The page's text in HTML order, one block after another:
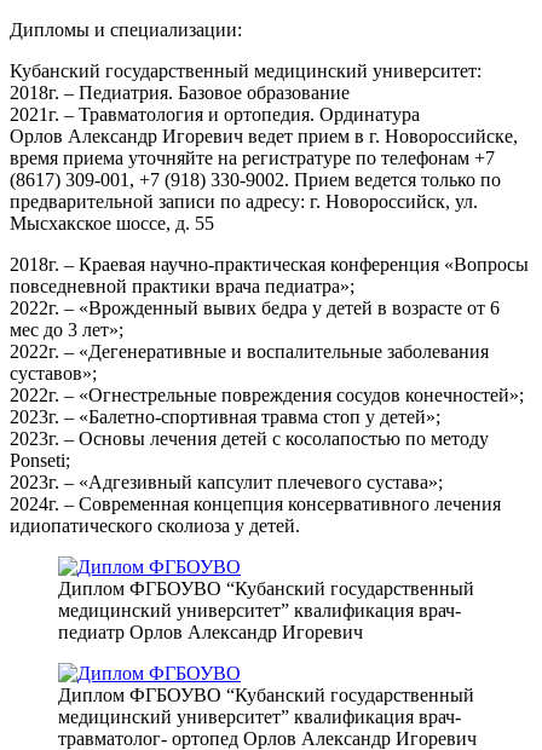
Дипломы и специализации:
Кубанский государственный медицинский университет:
2018г. – Педиатрия. Базовое образование
2021г. – Травматология и ортопедия. Ординатура
Орлов Александр Игоревич ведет прием в г. Новороссийске,
время приема уточняйте на регистратуре по телефонам +7
(8617) 309-001, +7 (918) 330-9002. Прием ведется только по
предварительной записи по адресу: г. Новороссийск, ул.
Мысхакское шоссе, д. 55
2018г. – Краевая научно-практическая конференция «Вопросы
повседневной практики врача педиатра»;
2022г. – «Врожденный вывих бедра у детей в возрасте от 6
мес до 3 лет»;
2022г. – «Дегенеративные и воспалительные заболевания
суставов»;
2022г. – «Огнестрельные повреждения сосудов конечностей»;
2023г. – «Балетно-спортивная травма стоп у детей»;
2023г. – Основы лечения детей с косолапостью по методу
Ponseti;
2023г. – «Адгезивный капсулит плечевого сустава»;
2024г. – Современная концепция консервативного лечения
идиопатического сколиоза у детей.
Диплом ФГБОУВО “Кубанский государственный
медицинский университет” квалификация врач-
педиатр Орлов Александр Игоревич
Диплом ФГБОУВО “Кубанский государственный
медицинский университет” квалификация врач-
травматолог- ортопед Орлов Александр Игоревич